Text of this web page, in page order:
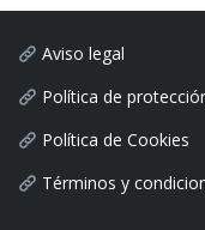
Aviso legal
Política de
Política de Cookies
Términos y